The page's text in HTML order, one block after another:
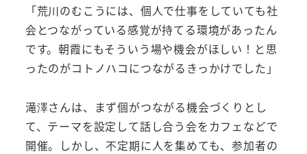
「荒川のむこうには、個人で仕事をしていても社
会とつながっている感覚が持てる環境があったん
です。朝霞にもそういう場や機会がほしい！と思
ったのがコトノハコにつながるきっかけでした」
滝澤さんは、まず個がつながる機会づくりとし
て、テーマを設定して話し合う会をカフェなどで
開催。しかし、不定期に人を集めても、参加者の